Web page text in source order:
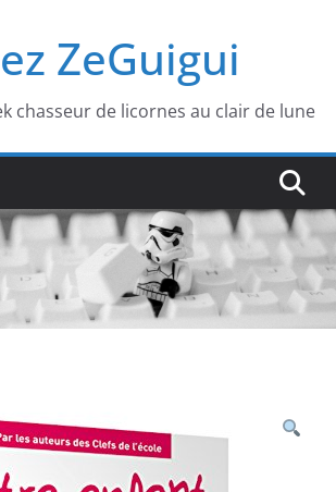
ZeGuigui
chasseur de licornes au clair de lune